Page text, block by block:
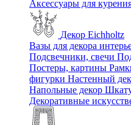
Аксессуары для
Декор Eichholtz
Вазы для декора
Подсвечники, свечи
Постеры, картины
фигурки Настенный
Напольные декор
Декоративные